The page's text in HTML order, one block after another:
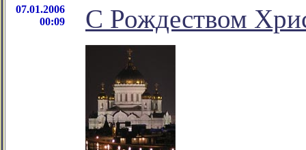
07.01.2006
00:09
С Рождеством